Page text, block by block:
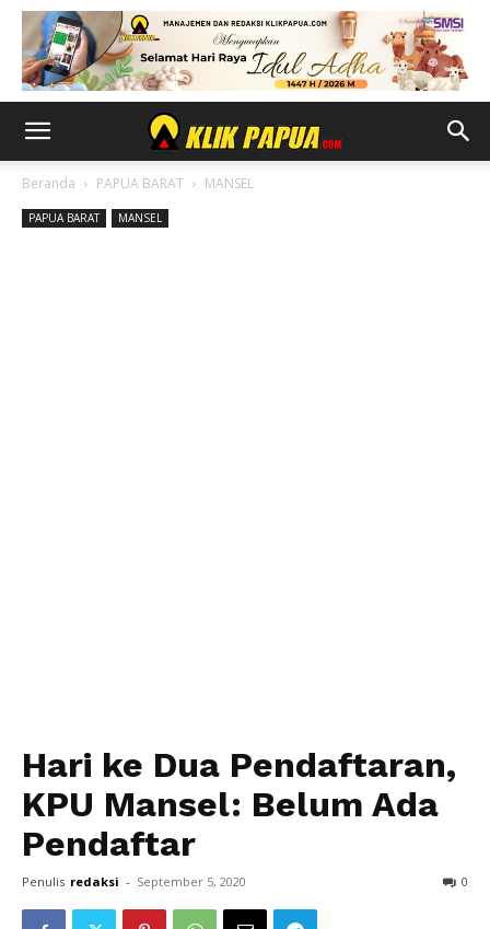
Beranda PAPUA BARAT MANSEL
PAPUA BARAT MANSEL
Hari ke Dua Pendaftaran,
KPU Mansel: Belum Ada
Pendaftar
Penulis redaksi - September 5, 2020 0